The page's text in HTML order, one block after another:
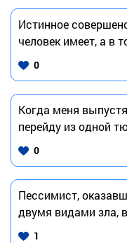
Истинное
человек имеет, а в
0
Когда меня
перейду из одной
0
Пессимист,
двумя видами зла,
1